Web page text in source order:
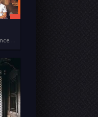
Comédie, Drame, Romance, Séries VF